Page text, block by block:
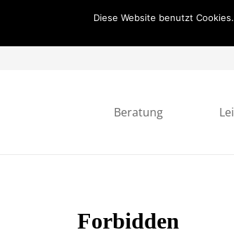
Beratung
Diese Website benutzt